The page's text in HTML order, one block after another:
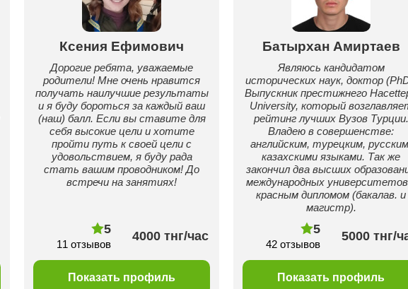
Ксения Ефимович
Дорогие ребята, уважаемые
родители! Мне очень нравится
получать наилучшие результаты
и я буду бороться за каждый ваш
(наш) балл. Если вы ставите для
себя высокие цели и хотите
пройти путь к своей цели с
удовольствием, я буду рада
стать вашим проводником! До
встречи на занятиях!
5
11 отзывов
4000 тнг/час
Показать профиль
Батырхан Амиртаев
Являюсь кандидатом
исторических наук, доктор
Выпускник престижнего
University, который
рейтинг лучших Вузов Турции.
Владею в совершенстве:
английским, турецким,
казахскими языками. Так же
закончил два высших
международных
красным дипломом (бакалав. и
магистр).
5
42 отзывов
5000 тнг/
Показать профиль